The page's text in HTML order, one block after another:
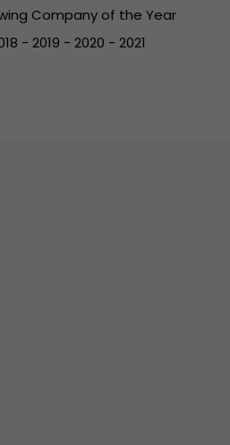
Company of the Year
- 2019 - 2020 - 2021